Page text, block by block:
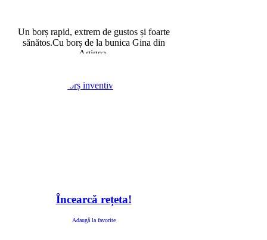
Un borș rapid, extrem de gustos și foarte
sănătos.Cu borș de la bunica Gina din
Agigea.
Încearcă rețeta!
Adaugă la favorite